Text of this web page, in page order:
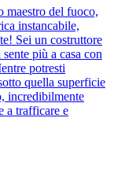
maestro del fuoco,
instancabile,
Sei un costruttore
più a casa con
potresti
quella superficie
incredibilmente
a trafficare e